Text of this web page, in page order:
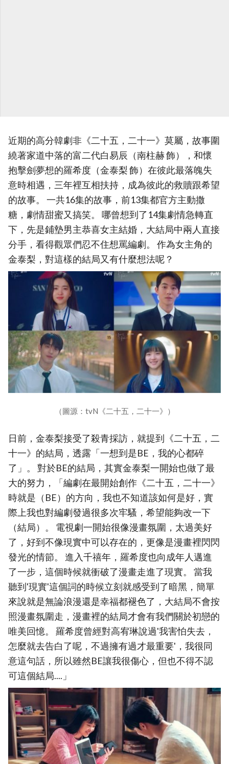
近期的高分韓劇非《二十五，二十一》莫屬，故事圍
繞著家道中落的富二代白易辰（南柱赫 飾），和懷
抱擊劍夢想的羅希度（金泰梨 飾）在彼此最落魄失
意時相遇，三年裡互相扶持，成為彼此的救贖跟希望
的故事。 一共16集的故事，前13集都官方主動撒
糖，劇情甜蜜又搞笑。 哪曾想到了14集劇情急轉直
下，先是鋪墊男主恭喜女主結婚，大結局中兩人直接
分手，看得觀眾們忍不住想罵編劇。 作為女主角的
金泰梨，對這樣的結局又有什麼想法呢？
（圖源：tvN《二十五，二十一》）
日前，金泰梨接受了殺青採訪，就提到《二十五，二
十一》的結局，透露「一想到是BE，我的心都碎
了」。 對於BE的結局，其實金泰梨一開始也做了最
大的努力，「編劇在最開始創作《二十五，二十一》
時就是（BE）的方向，我也不知道該如何是好，實
際上我也對編劇發過很多次牢騷，希望能夠改一下
（結局）。 電視劇一開始很像漫畫氛圍，太過美好
了，好到不像現實中可以存在的，更像是漫畫裡閃閃
發光的情節。 進入千禧年，羅希度也向成年人邁進
了一步，這個時候就衝破了漫畫走進了現實。 當我
聽到'現實'這個詞的時候立刻就感受到了暗黑，簡單
來說就是無論浪漫還是幸福都褪色了，大結局不會按
照漫畫氛圍走，漫畫裡的結局才會有我們關於初戀的
唯美回憶。 羅希度曾經對高宥琳說過'我害怕失去，
怎麼就去告白了呢，不過擁有過才最重要'，我很同
意這句話，所以雖然BE讓我很傷心，但也不得不認
可這個結局....」